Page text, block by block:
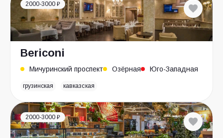
2000-3000 ₽
Bericoni
Мичуринский проспект Озёрная Юго-Западная
грузинская кавказская
2000-3000 ₽